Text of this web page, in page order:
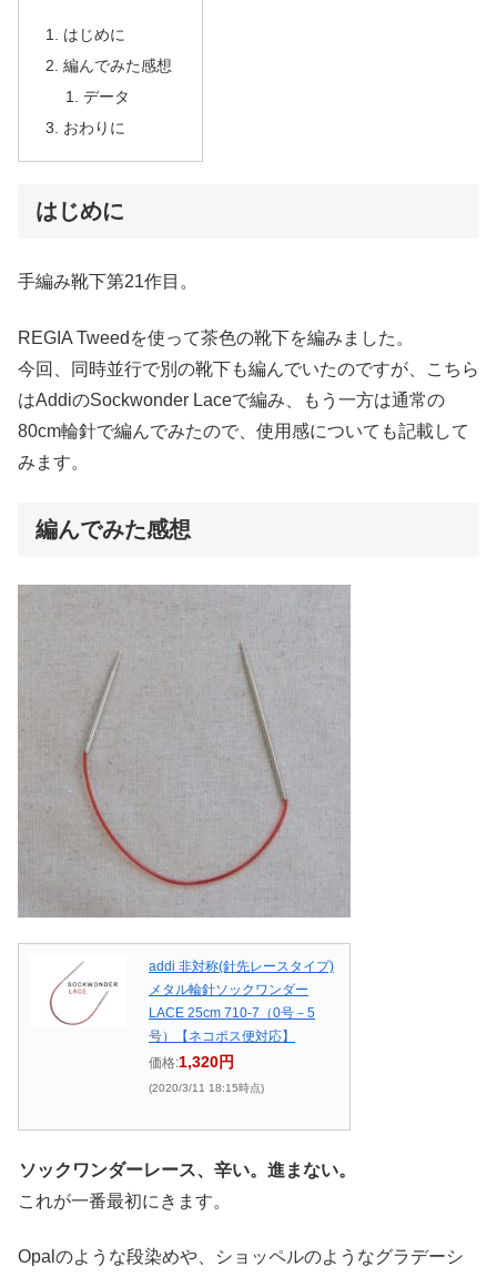
はじめに
編んでみた感想
データ
おわりに
はじめに
手編み靴下第21作目。
REGIA Tweedを使って茶色の靴下を編みました。
今回、同時並行で別の靴下も編んでいたのですが、こちら
はAddiのSockwonder Laceで編み、もう一方は通常の
80cm輪針で編んでみたので、使用感についても記載して
みます。
編んでみた感想
addi 非対称(針先レースタイプ)
メタル輪針ソックワンダー
LACE 25cm 710-7（0号－5
号）【ネコポス便対応】
価格:1,320円
(2020/3/11 18:15時点)
ソックワンダーレース、辛い。進まない。
これが一番最初にきます。
Opalのような段染めや、ショッペルのようなグラデーシ